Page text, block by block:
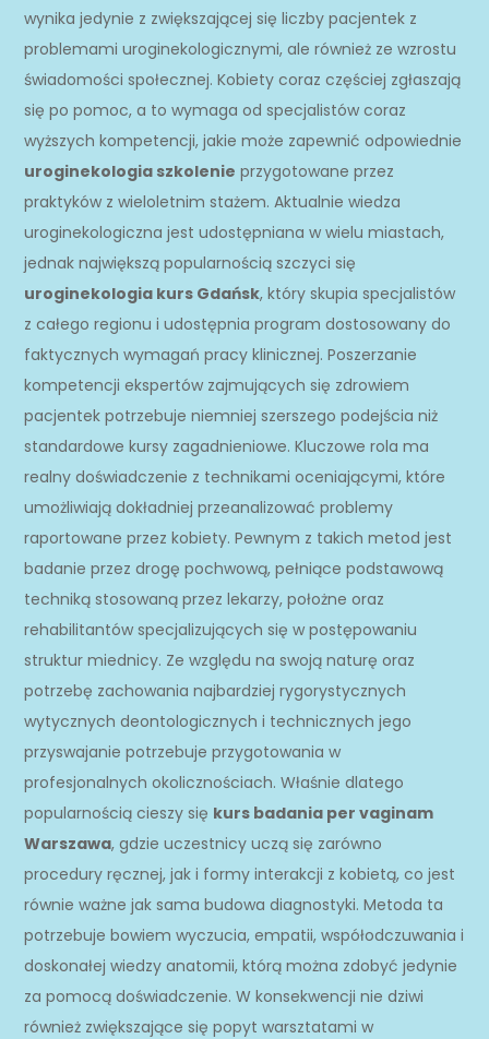
wynika jedynie z zwiększającej się liczby pacjentek z
problemami uroginekologicznymi, ale również ze wzrostu
świadomości społecznej. Kobiety coraz częściej zgłaszają
się po pomoc, a to wymaga od specjalistów coraz
wyższych kompetencji, jakie może zapewnić odpowiednie
uroginekologia szkolenie przygotowane przez
praktyków z wieloletnim stażem. Aktualnie wiedza
uroginekologiczna jest udostępniana w wielu miastach,
jednak największą popularnością szczyci się
uroginekologia kurs Gdańsk, który skupia specjalistów
z całego regionu i udostępnia program dostosowany do
faktycznych wymagań pracy klinicznej. Poszerzanie
kompetencji ekspertów zajmujących się zdrowiem
pacjentek potrzebuje niemniej szerszego podejścia niż
standardowe kursy zagadnieniowe. Kluczowe rola ma
realny doświadczenie z technikami oceniającymi, które
umożliwiają dokładniej przeanalizować problemy
raportowane przez kobiety. Pewnym z takich metod jest
badanie przez drogę pochwową, pełniące podstawową
techniką stosowaną przez lekarzy, położne oraz
rehabilitantów specjalizujących się w postępowaniu
struktur miednicy. Ze względu na swoją naturę oraz
potrzebę zachowania najbardziej rygorystycznych
wytycznych deontologicznych i technicznych jego
przyswajanie potrzebuje przygotowania w
profesjonalnych okolicznościach. Właśnie dlatego
popularnością cieszy się kurs badania per vaginam
Warszawa, gdzie uczestnicy uczą się zarówno
procedury ręcznej, jak i formy interakcji z kobietą, co jest
równie ważne jak sama budowa diagnostyki. Metoda ta
potrzebuje bowiem wyczucia, empatii, współodczuwania i
doskonałej wiedzy anatomii, którą można zdobyć jedynie
za pomocą doświadczenie. W konsekwencji nie dziwi
również zwiększające się popyt warsztatami w